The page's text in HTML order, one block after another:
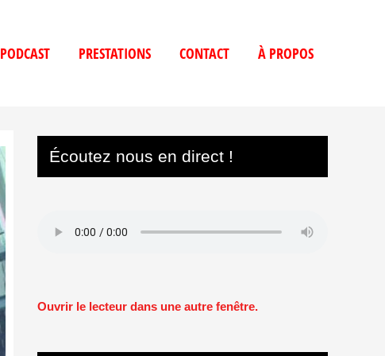
PODCAST PRESTATIONS CONTACT À PROPOS
Écoutez nous en direct !
Ouvrir le lecteur dans une autre fenêtre.